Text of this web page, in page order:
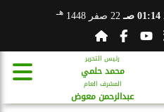
01:14 صـ 22 صفر 1448 هـ
رئيس التحرير
محمد حلمي
المشرف العام
عبدالرحمن معوض